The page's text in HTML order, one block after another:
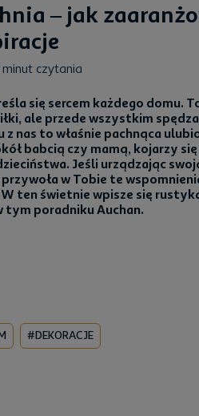
– jak
czytania
się sercem każdego domu.
ale przede wszystkim
z nas to właśnie pachnąca
babcią czy mamą, kojarzy
Jeśli urządzając
w Tobie te
ten świetnie wpisze się
tym poradniku Auchan.
#DEKORACJE